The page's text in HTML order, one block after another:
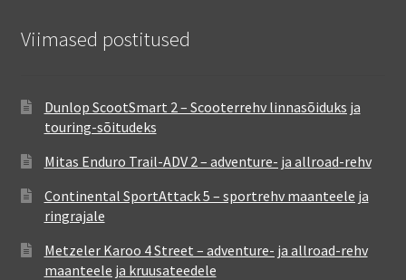
Viimased postitused
Dunlop ScootSmart 2 – Scooterrehv linnasõiduks ja
touring-sõitudeks
Mitas Enduro Trail-ADV 2 – adventure- ja allroad-rehv
Continental SportAttack 5 – sportrehv maanteele ja
ringrajale
Metzeler Karoo 4 Street – adventure- ja allroad-rehv
maanteele ja kruusateedele